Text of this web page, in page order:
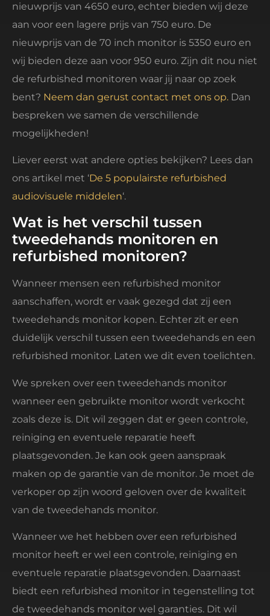
nieuwprijs van 4650 euro, echter bieden wij deze
aan voor een lagere prijs van 750 euro. De
nieuwprijs van de 70 inch monitor is 5350 euro en
wij bieden deze aan voor 950 euro. Zijn dit nou niet
de refurbished monitoren waar jij naar op zoek
bent? Neem dan gerust contact met ons op. Dan
bespreken we samen de verschillende
mogelijkheden!
Liever eerst wat andere opties bekijken? Lees dan
ons artikel met ‘De 5 populairste refurbished
audiovisuele middelen‘.
Wat is het verschil tussen
tweedehands monitoren en
refurbished monitoren?
Wanneer mensen een refurbished monitor
aanschaffen, wordt er vaak gezegd dat zij een
tweedehands monitor kopen. Echter zit er een
duidelijk verschil tussen een tweedehands en een
refurbished monitor. Laten we dit even toelichten.
We spreken over een tweedehands monitor
wanneer een gebruikte monitor wordt verkocht
zoals deze is. Dit wil zeggen dat er geen controle,
reiniging en eventuele reparatie heeft
plaatsgevonden. Je kan ook geen aanspraak
maken op de garantie van de monitor. Je moet de
verkoper op zijn woord geloven over de kwaliteit
van de tweedehands monitor.
Wanneer we het hebben over een refurbished
monitor heeft er wel een controle, reiniging en
eventuele reparatie plaatsgevonden. Daarnaast
biedt een refurbished monitor in tegenstelling tot
de tweedehands monitor wel garanties. Dit wil